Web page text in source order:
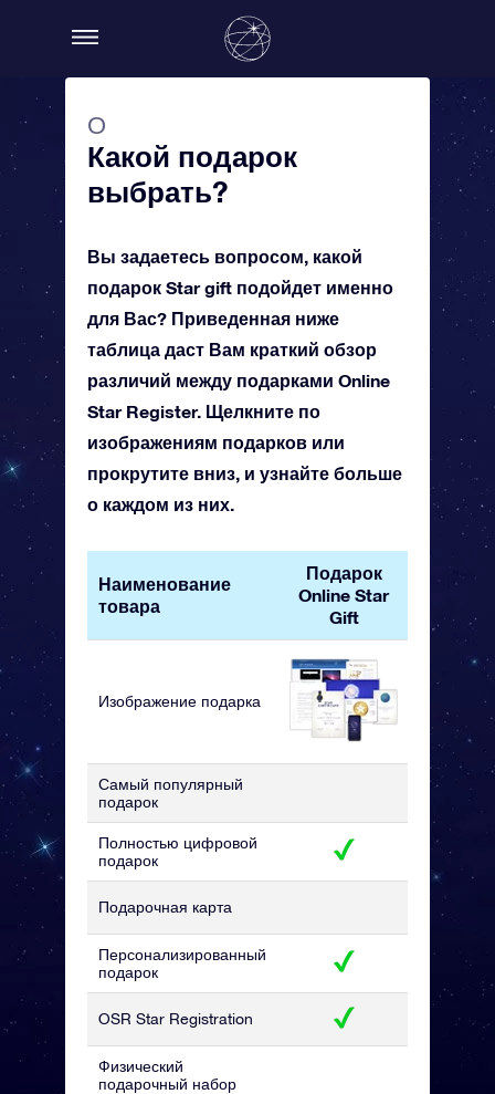
О
Какой подарок
выбрать?
Вы задаетесь вопросом, какой
подарок Star gift подойдет именно
для Вас? Приведенная ниже
таблица даст Вам краткий обзор
различий между подарками Online
Star Register. Щелкните по
изображениям подарков или
прокрутите вниз, и узнайте больше
о каждом из них.
Наименование
товара
Подарок
Online Star
Gift
Изображение подарка
Самый популярный
подарок
Полностью цифровой
подарок
Подарочная карта
Персонализированный
подарок
OSR Star Registration
Физический
подарочный набор